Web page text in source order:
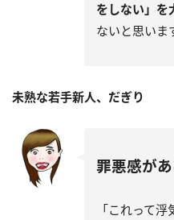
をしない」を
ないと思いま
未熟な若手新人、だぎり
罪悪感が
「これって